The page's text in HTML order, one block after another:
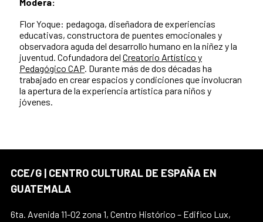
Modera:
Flor Yoque: pedagoga, diseñadora de experiencias
educativas, constructora de puentes emocionales y
observadora aguda del desarrollo humano en la niñez y la
juventud. Cofundadora del Creatorio Artístico y
Pedagógico CAP. Durante más de dos décadas ha
trabajado en crear espacios y condiciones que involucran
la apertura de la experiencia artística para niños y
jóvenes.
CCE/G | CENTRO CULTURAL DE ESPAÑA EN
GUATEMALA
6ta. Avenida 11-02 zona 1, Centro Histórico – Edifico Lux,